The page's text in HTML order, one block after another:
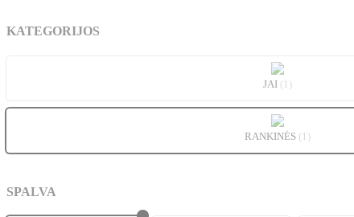
KATEGORIJOS
JAI (1)
RANKINĖS (1)
SPALVA